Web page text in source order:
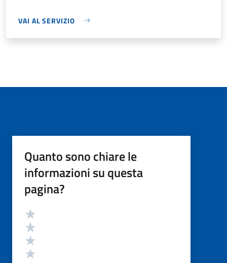
VAI AL SERVIZIO
Quanto sono chiare le
informazioni su questa
pagina?
Valutazione